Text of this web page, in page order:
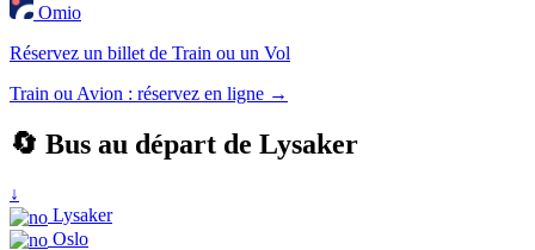
Omio
Réservez un billet de Train ou un Vol
Train ou Avion : réservez en ligne →
🔄 Bus au départ de Lysaker
↓
Lysaker
Oslo